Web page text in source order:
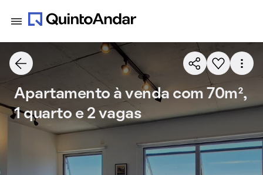
Apartamento à venda com 70m²,
1 quarto e 2 vagas